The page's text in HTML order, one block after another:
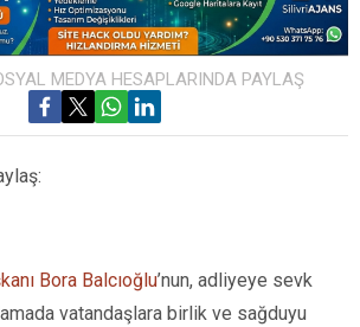
MEDYA HESAPLARINDA PAYLAŞ
Bora Balcıoğlu’nun, adliyeye sevk
vatandaşlara birlik ve sağduyu